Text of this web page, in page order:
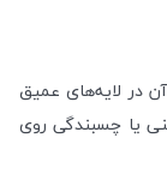
در لایه‌های عمیق
یا چسبندگی روی